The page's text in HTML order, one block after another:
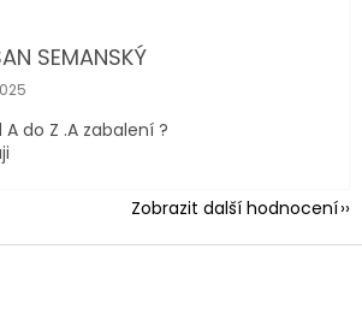
SEMANSKÝ
obchodu je 5 z 5 hvězdiček.
A do Z .A zabalení ?
Zobrazit další hodnocení